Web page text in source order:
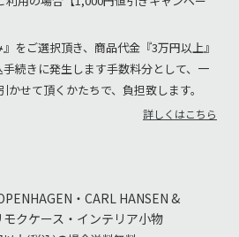
をご選択頂き、商品代金『3万円以上』
続きに発生します手数料分として、一
せて頂くかたちで、負担致します。
詳しくはこちら
・CARL HANSEN &
クケース・インテリア小物